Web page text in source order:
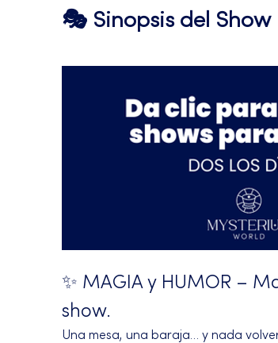
🎭 Sinopsis del Show
✨ MAGIA y HUMOR –
show.
Una mesa, una baraja… y nada